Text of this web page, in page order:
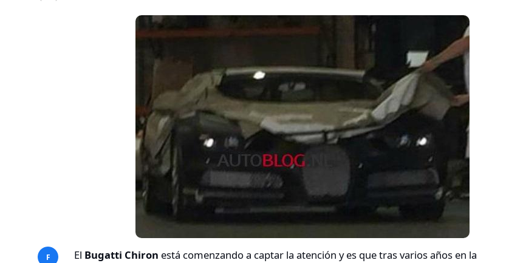
F El Bugatti Chiron está comenzando a captar la atención y es que tras varios años en la